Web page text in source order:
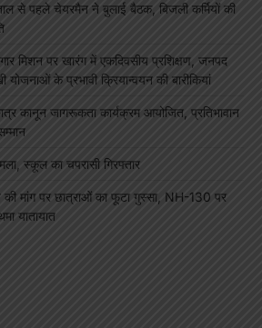
से पहले चेयरमैन ने बुलाई बैठक, बिजली कर्मियों की
मिशन पर खारंग में एकदिवसीय प्रशिक्षण, जनपद
योजनाओं के प्रभावी क्रियान्वयन की बारीकियां
कानून जागरूकता कार्यक्रम आयोजित, प्रतिभावान
स्कूल का चपरासी गिरफ्तार
की मांग पर छात्राओं का फूटा गुस्सा, NH-130 पर
यातायात